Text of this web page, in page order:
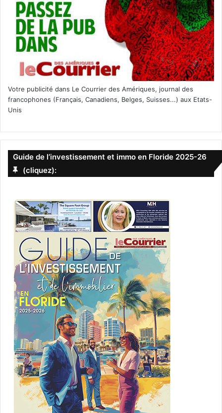
Votre publicité dans Le Courrier des Amériques, journal des
francophones (Français, Canadiens, Belges, Suisses...) aux Etats-
Unis
Guide de l’investissement et immo en Floride 2025-26
(cliquez):